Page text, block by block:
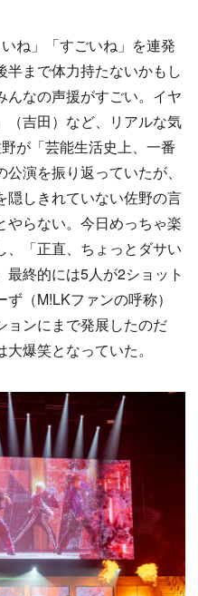
ね」「すごいね」を連発
半まで体力持たないかもし
んなの声援がすごい。イヤ
（吉田）など、リアルな気
が「芸能生活史上、一番
演を振り返っていたが、
隠しきれていない佐野の言
やらない。今日めっちゃ楽
、「正直、ちょっとダサい
終的には5人が2ショット
（M!LKファンの呼称）
ョンにまで発展したのだ
爆笑となっていた。